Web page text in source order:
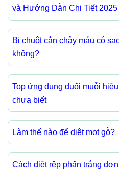
và Hướng Dẫn Chi Tiết 2025
Bị chuột cắn chảy máu có
không?
Top ứng dụng đuổi muỗi
chưa biết
Làm thế nào để diệt mọt gỗ?
Cách diệt rệp phấn trắng